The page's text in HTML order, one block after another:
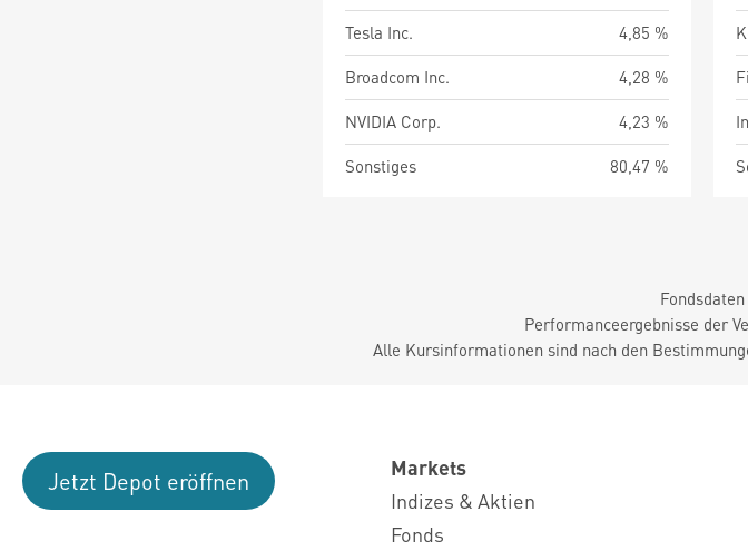
Tesla Inc.
4,85 %
Broadcom Inc.
4,28 %
NVIDIA Corp.
4,23 %
Sonstiges
80,47 %
Performanceergebnisse der
Alle Kursinformationen sind nach den
Jetzt Depot eröffnen
Markets
Indizes & Aktien
Fonds